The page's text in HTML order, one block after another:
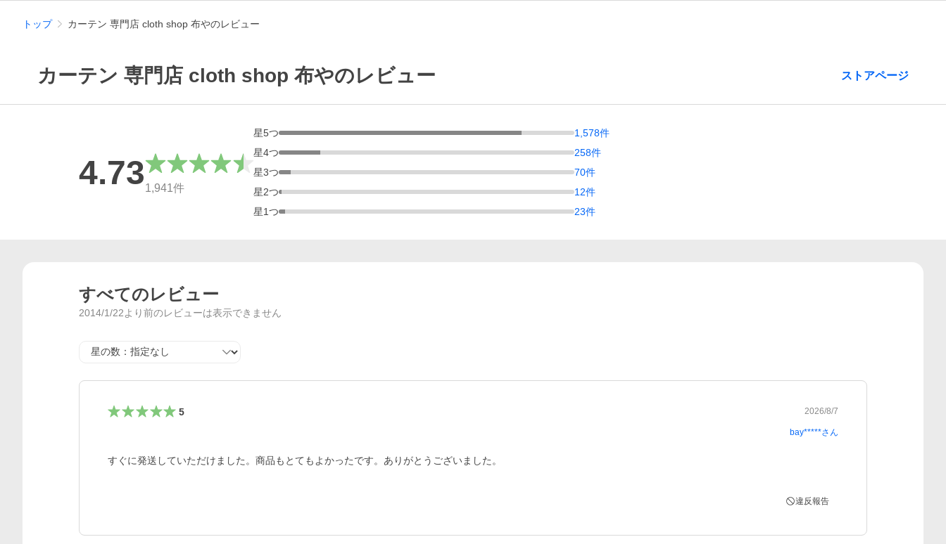
トップ カーテン 専門店 cloth shop 布やのレビュー
カーテン 専門店 cloth shop 布やのレビュー ストアページ
総合評価
4.731,941件
星5つ 1,578件
星4つ 258件
星3つ 70件
星2つ 12件
星1つ 23件
すべてのレビュー
2014/1/22より前のレビューは表示できません
星の数
5 2026/8/7
bay*****さん
すぐに発送していただけました。商品もとてもよかったです。ありがとうございました。
違反報告